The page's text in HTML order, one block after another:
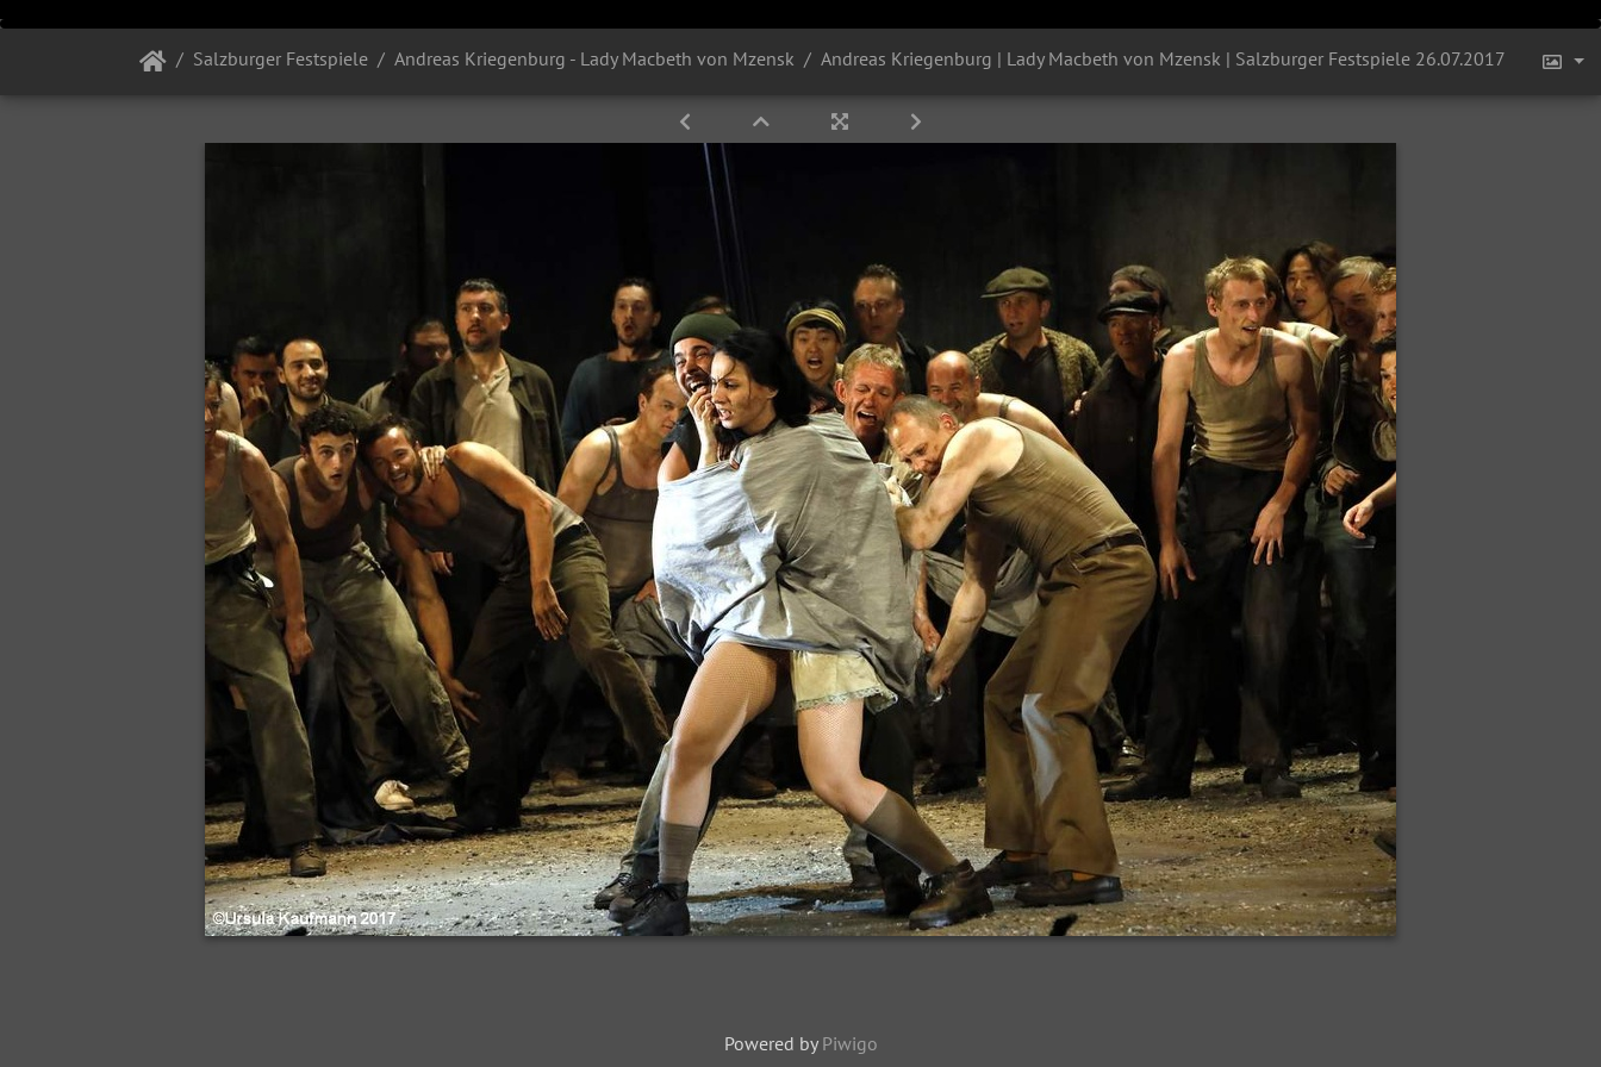
Salzburger Festspiele Andreas Kriegenburg - Lady Macbeth von Mzensk Andreas Kriegenburg | Lady Macbeth von Mzensk | Salzburger Festspiele 26.07.2017
Powered by Piwigo